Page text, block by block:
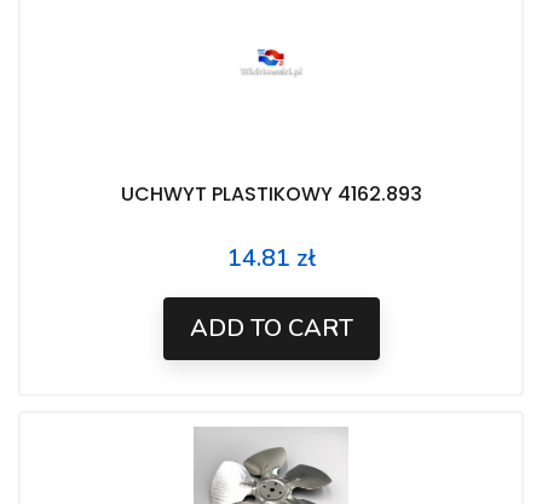
UCHWYT PLASTIKOWY 4162.893
Price
14.81 zł
ADD TO CART